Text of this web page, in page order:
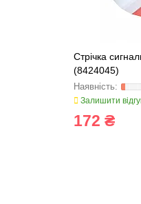
Стрічка
(8424045)
Залишити
172 ₴